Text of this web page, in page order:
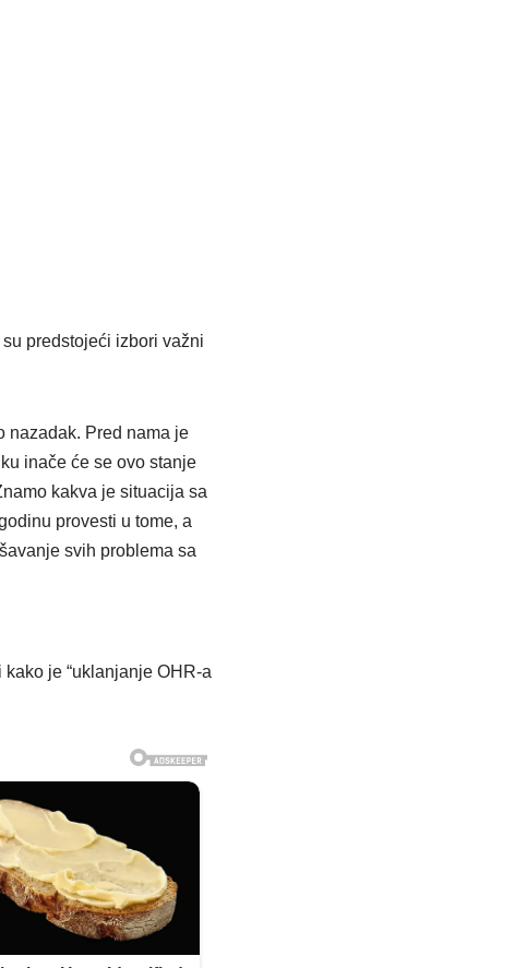
predstojeći izbori važni
nazadak. Pred nama je
inače će se ovo stanje
kakva je situacija sa
provesti u tome, a
svih problema sa
je “uklanjanje OHR-a